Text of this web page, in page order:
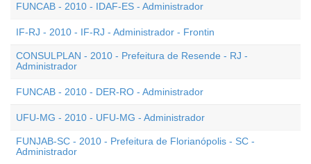
FUNCAB - 2010 - IDAF-ES - Administrador
IF-RJ - 2010 - IF-RJ - Administrador - Frontin
CONSULPLAN - 2010 - Prefeitura de Resende - RJ -
Administrador
FUNCAB - 2010 - DER-RO - Administrador
UFU-MG - 2010 - UFU-MG - Administrador
FUNJAB-SC - 2010 - Prefeitura de Florianópolis - SC -
Administrador